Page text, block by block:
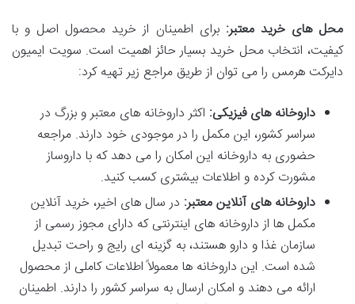
محل های خرید معتبر: برای اطمینان از خرید محصول اصل و با
کیفیت، انتخاب محل خرید بسیار حائز اهمیت است. سویت ایمیون
دایرکت هرمس را می توان از طریق مراجع زیر تهیه کرد:
داروخانه های فیزیکی: اکثر داروخانه های معتبر و بزرگ در
سراسر کشور، این مکمل را در موجودی خود دارند. مراجعه
حضوری به داروخانه این امکان را می دهد که با داروساز
مشورت کرده و اطلاعات بیشتری کسب کنید.
داروخانه های آنلاین معتبر: در سال های اخیر، خرید آنلاین
مکمل ها از داروخانه های اینترنتی که دارای مجوز رسمی از
سازمان غذا و دارو هستند، به گزینه ای رایج و راحت تبدیل
شده است. این داروخانه ها معمولاً اطلاعات کاملی از محصول
ارائه می دهند و امکان ارسال به سراسر کشور را دارند. اطمینان